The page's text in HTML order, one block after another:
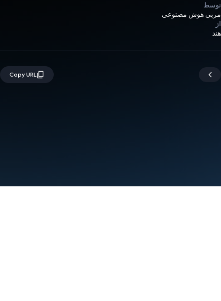
توسط
مربی هوش مصنوعی
از
هند